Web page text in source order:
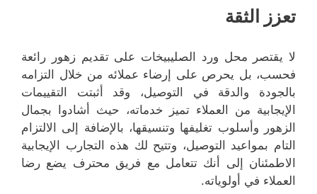
تعزز الثقة
لا يقتصر محل ورد الصليبيخات على تقديم زهور رائعة
فحسب، بل يحرص على إرضاء عملائه من خلال التزامه
بالجودة والدقة في التوصيل، وقد أثبتت التقييمات
الإيجابية من العملاء تميز خدماته، حيث أشادوا بجمال
الزهور وأسلوب تغليفها وتنسيقها، بالإضافة إلى الالتزام
التام بمواعيد التوصيل، وتتيح لك هذه التجارب الإيجابية
الاطمئنان إلى أنك تتعامل مع فريق محترف يضع رضا
العملاء في أولوياته.